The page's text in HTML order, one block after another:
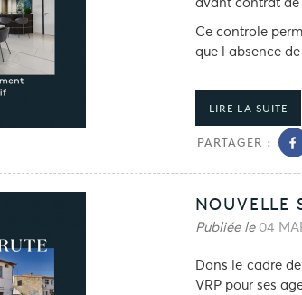
Ce controle
que l absence de
LIRE LA SUITE
PARTAGER :
NOUVELLE
Publiée le 04
Dans le cadre
VRP pour ses